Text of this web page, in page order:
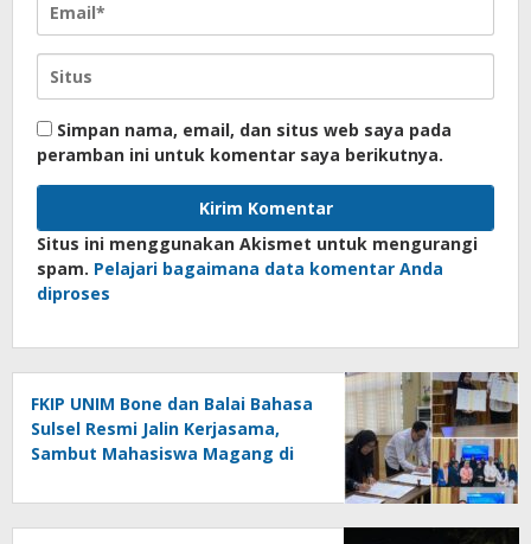
Simpan nama, email, dan situs web saya pada
peramban ini untuk komentar saya berikutnya.
Situs ini menggunakan Akismet untuk mengurangi
spam. Pelajari bagaimana data komentar Anda
diproses
FKIP UNIM Bone dan Balai Bahasa
Sulsel Resmi Jalin Kerjasama,
Sambut Mahasiswa Magang di